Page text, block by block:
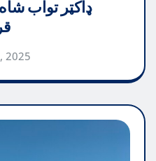
ډاکټر تواب
2025